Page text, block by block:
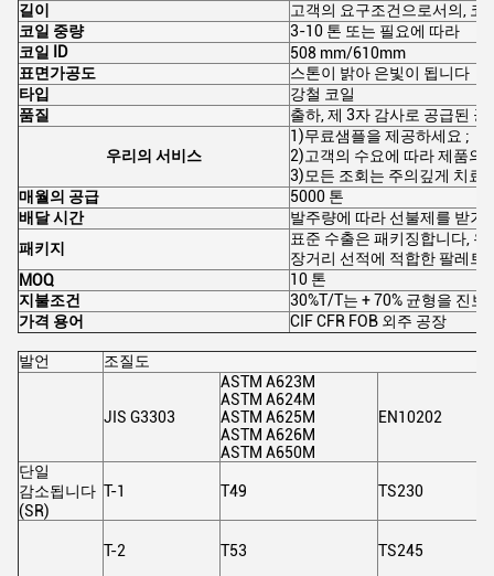
길이
고객의 요구조건으로서의, 코
코일 중량
3-10 톤 또는 필요에 따라
코일 ID
508 mm/610mm
표면가공도
스톤이 밝아 은빛이 됩니다
타입
강철 코일
품질
출하, 제 3자 감사로 공급된
우리의 서비스
1)무료샘플을 제공하세요 ;
2)고객의 수요에 따라 제품의
3)모든 조회는 주의깊게 치료
매월의 공급
5000 톤
배달 시간
발주량에 따라 선불제를 받거
패키지
표준 수출은 패키징합니다,
장거리 선적에 적합한 팔레트
MOQ
10 톤
지불조건
30%T/T는 + 70% 균형을 진보
가격 용어
CIF CFR FOB 외주 공장
발언 조질도
JIS G3303
ASTM A623M
ASTM A624M
ASTM A625M
ASTM A626M
ASTM A650M
EN10202
단일
감소됩니다
(SR)
T-1 T49 TS230
T-2 T53 TS245